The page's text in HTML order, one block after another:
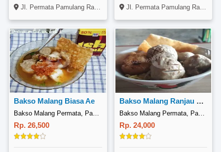
Jl. Permata Pamulang Raya, Blok I4 No. 3, Setu, Tangerang Jl. Permata Pamulang Raya, Blok I4 No. 3, Setu, Tangerang
Bakso Malang Biasa Ae
Bakso Malang Permata, Pamulang
Rp. 26,500
Bakso Malang Ranjau Jozz
Bakso Malang Permata, Pamulang
Rp. 24,000